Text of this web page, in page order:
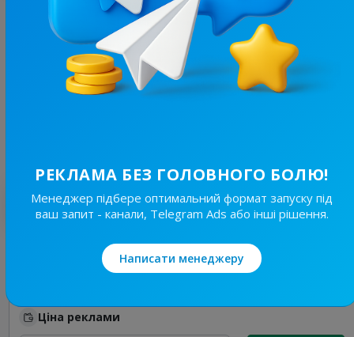
3.2M/
716.6K
Труха⚡️Україна
Новини/ЗМІ
Ціна реклами
Найкращі за темою
19.8K/
4.8K
Новини Львівщини та України
Ціна реклами
РЕКЛАМА БЕЗ ГОЛОВНОГО БОЛЮ!
Менеджер підбере оптимальний формат запуску під
ваш запит - канали, Telegram Ads або інші рішення.
Написати менеджеру